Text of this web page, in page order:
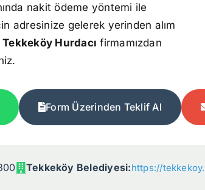
nakit ödeme yöntemi ile
adresinize gelerek yerinden alım
Tekkeköy Hurdacı firmamızdan
Form Üzerinden Teklif Al
Tekkeköy Belediyesi:https://